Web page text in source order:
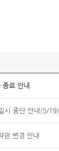
종료 안내
시 중단 안내(5/19)
관 변경 안내